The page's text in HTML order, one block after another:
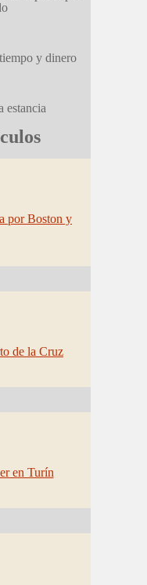
y dinero
estancia
por Boston y
de la Cruz
en Turín